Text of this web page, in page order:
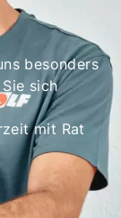
besonders
sich
mit Rat